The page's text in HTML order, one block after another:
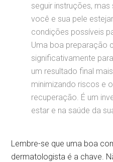
seguir instruções, mas
você e sua pele
condições possíveis
Uma boa preparação
significativamente
um resultado final
minimizando riscos e
recuperação. É um
estar e na saúde da
Lembre-se que uma boa
dermatologista é a chave.